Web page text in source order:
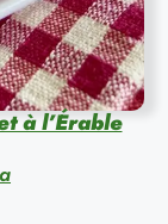
à l’Érable